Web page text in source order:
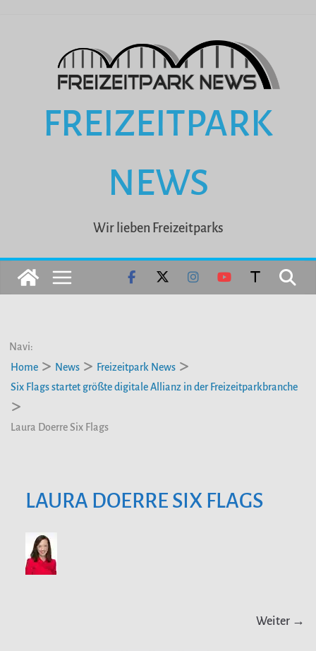
FREIZEITPARK
NEWS
Wir lieben Freizeitparks
Navi:
Home
News
Freizeitpark News
Six Flags startet größte digitale Allianz in der Freizeitparkbranche
Laura Doerre Six Flags
LAURA DOERRE SIX FLAGS
Weiter →